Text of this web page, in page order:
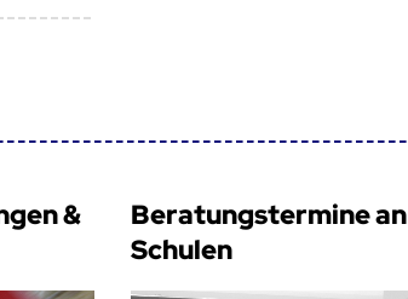
&
Beratungstermine an
Schulen